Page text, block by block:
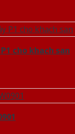
cho khach san